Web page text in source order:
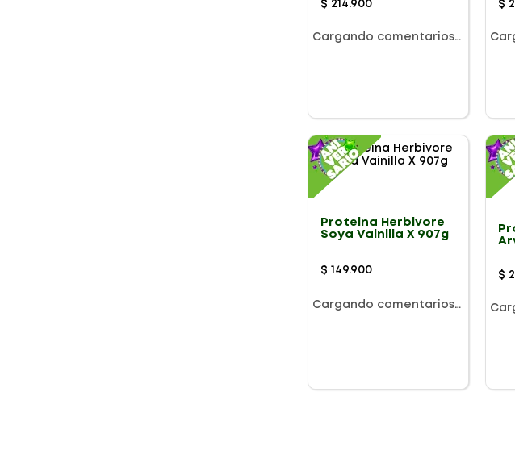
$ 214.900
Cargando comentarios…
$
Proteina Herbivore
Soya Vainilla X 907g
$ 149.900
Cargando comentarios…
$